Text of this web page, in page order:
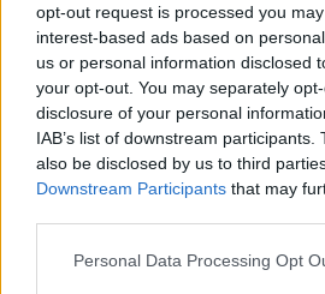
opt-out request is processed you
interest-based ads based on
us or personal information disclosed
your opt-out. You may separately
disclosure of your personal
IAB’s list of downstream
also be disclosed by us to third
Downstream Participants that may
Personal Data Processing Opt
Linzer Sterne
Leicht
Hausfreunde
Leicht
Anisbögen